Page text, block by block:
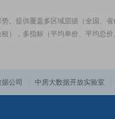
。提供覆盖多区域层级（全国、
），多指标（平均单价、平均总
公司 中房大数据开放实验室